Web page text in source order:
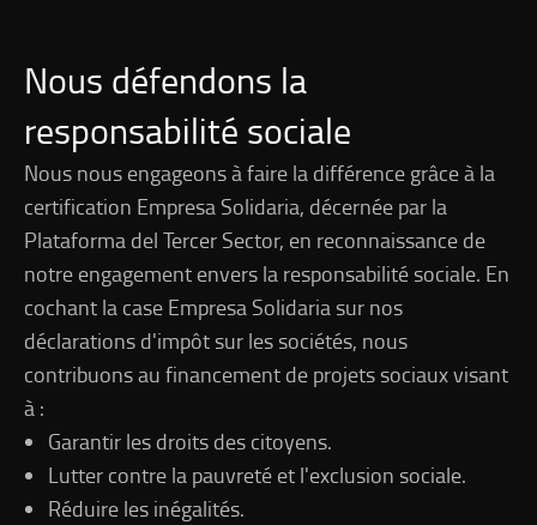
Nous défendons la
responsabilité sociale
Nous nous engageons à faire la différence grâce à la
certification Empresa Solidaria, décernée par la
Plataforma del Tercer Sector, en reconnaissance de
notre engagement envers la responsabilité sociale. En
cochant la case Empresa Solidaria sur nos
déclarations d'impôt sur les sociétés, nous
contribuons au financement de projets sociaux visant
à :
Garantir les droits des citoyens.
Lutter contre la pauvreté et l'exclusion sociale.
Réduire les inégalités.